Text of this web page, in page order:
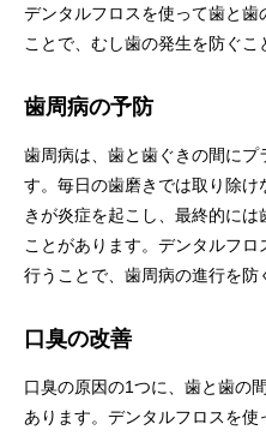
デンタルフロスを使って歯と歯
ことで、むし歯の発生を防ぐこ
歯周病の予防
歯周病は、歯と歯ぐきの間にプ
す。毎日の歯磨きでは取り除
きが炎症を起こし、最終的に
ことがあります。デンタルフ
行うことで、歯周病の進行を防
口臭の改善
口臭の原因の1つに、歯と歯の
あります。デンタルフロスを